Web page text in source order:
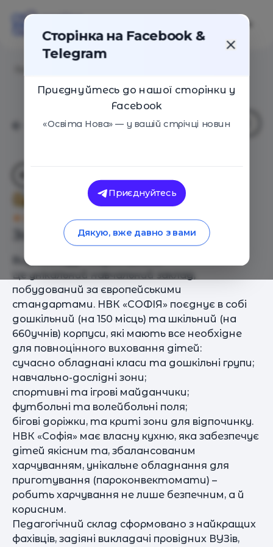
ТОВ "НВК "Софія"
Оцінка 1 - 1 голос
Загальний опис
Вид закладу - Садок, Школа
Це унікальний навчальний заклад,
побудований за європейськими
стандартами. НВК «СОФІЯ» поєднує в собі
дошкільний (на 150 місць) та шкільний (на
660учнів) корпуси, які мають все необхідне
для повноцінного виховання дітей:
сучасно обладнані класи та дошкільні групи;
навчально-дослідні зони;
спортивні та ігрові майданчики;
футбольні та волейбольні поля;
бігові доріжки, та криті зони для відпочинку.
НВК «Софія» має власну кухню, яка забезпечує
дітей якісним та, збалансованим
харчуванням, унікальне обладнання для
приготування (пароконвектомати) –
робить харчування не лише безпечним, а й
корисним.
Педагогічний склад сформовано з найкращих
фахівців, задіяні викладачі провідних ВУЗів,
Сторінка на Facebook &
Telegram
Приєднуйтесь до нашої сторінки у
Facebook
«Освіта Нова» — у вашій стрічці новин
Приєднуйтесь
Дякую, вже давно з вами